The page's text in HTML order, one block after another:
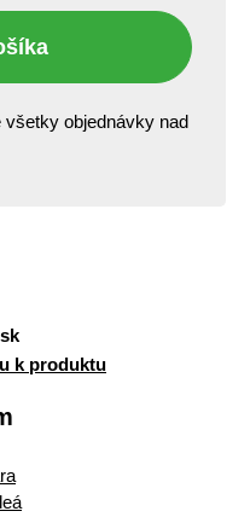
všetky objednávky nad
k produktu